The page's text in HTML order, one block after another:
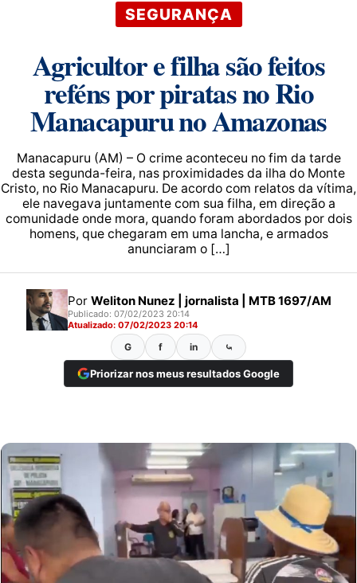
SEGURANÇA
Agricultor e filha são feitos
reféns por piratas no Rio
Manacapuru no Amazonas
Manacapuru (AM) – O crime aconteceu no fim da tarde
desta segunda-feira, nas proximidades da ilha do Monte
Cristo, no Rio Manacapuru. De acordo com relatos da vítima,
ele navegava juntamente com sua filha, em direção a
comunidade onde mora, quando foram abordados por dois
homens, que chegaram em uma lancha, e armados
anunciaram o […]
Por Weliton Nunez | jornalista | MTB 1697/AM
Publicado: 07/02/2023 20:14
Atualizado: 07/02/2023 20:14
G f in ⤿
Priorizar nos meus resultados Google